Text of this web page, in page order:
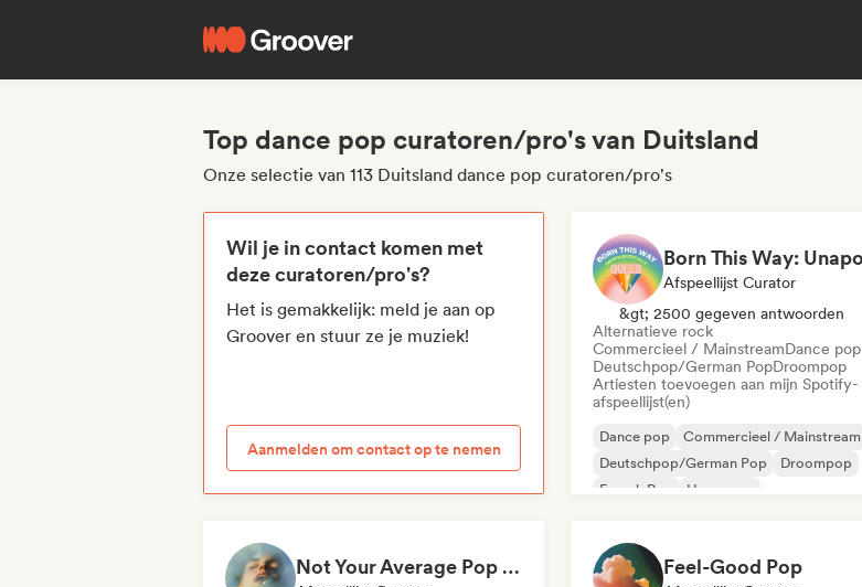
Top dance pop curatoren/pro's van Duitsland
Onze selectie van 113 Duitsland dance pop curatoren/pro's
Wil je in contact komen met
deze curatoren/pro's?
Het is gemakkelijk: meld je aan op
Groover en stuur ze je muziek!
Aanmelden om contact op te nemen
Afspeellijst Curator
&gt; 2500 gegeven antwoorden
Alternatieve rock
Commercieel / MainstreamDance pop
Deutschpop/German PopDroompop
Artiesten toevoegen aan mijn Spotify-
afspeellijst(en)
Dance pop
Commercieel / Mainstream
Deutschpop/German Pop
Droompop
French Pop
Hyperpop
Not Your Average Pop 🛸 Art Pop, Alt-Pop & Indie Pop Feel-Good Pop